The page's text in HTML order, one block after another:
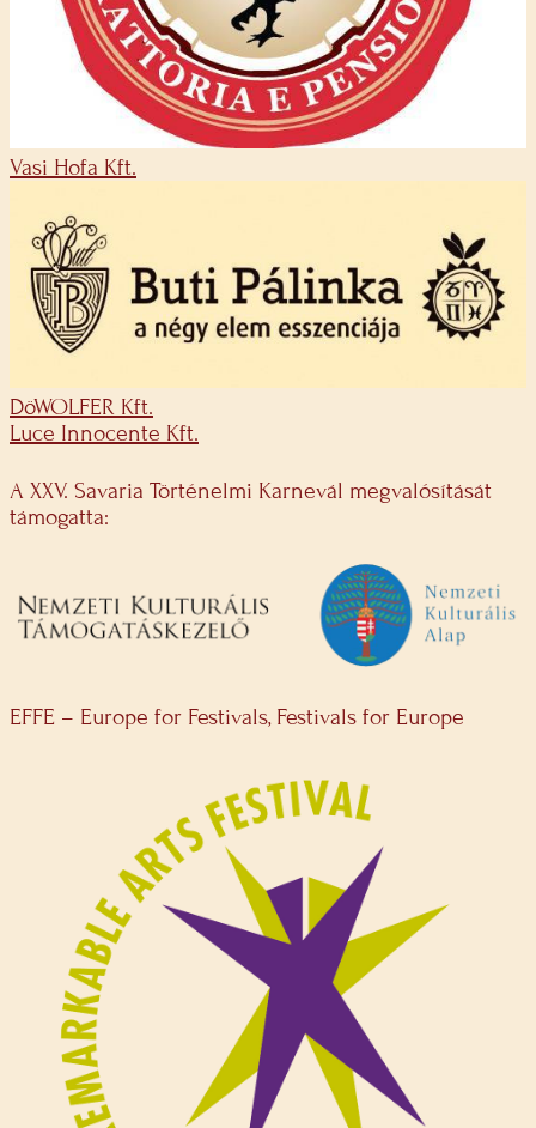
Vasi Hofa Kft.
DöWOLFER Kft.
Luce Innocente Kft.
A XXV. Savaria Történelmi Karnevál megvalósítását
támogatta:
EFFE – Europe for Festivals, Festivals for Europe